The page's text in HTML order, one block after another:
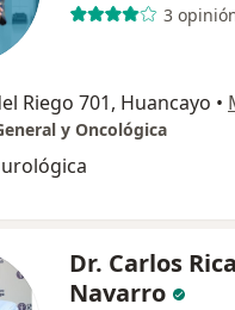
3
Riego 701, Huancayo •
y Oncológica
Dr. Carlos
Navarro